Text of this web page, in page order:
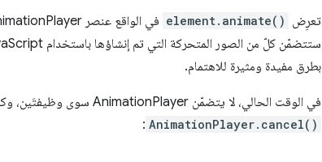
تعرِض element.animate()
بطرق مفيدة ومثيرة للاهتمام.
في الوقت الحالي، لا يتضمّن AnimationPlayer سوى وظيفتَين، وكلتاهما مفيدتان جدًا. يمكنك إلغاء صورة متحركة في أي وقت باستخدام
AnimationPlayer.cancel()
: